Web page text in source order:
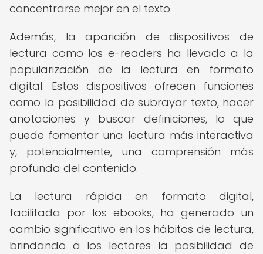
concentrarse mejor en el texto.
Además, la aparición de dispositivos de
lectura como los e-readers ha llevado a la
popularización de la lectura en formato
digital. Estos dispositivos ofrecen funciones
como la posibilidad de subrayar texto, hacer
anotaciones y buscar definiciones, lo que
puede fomentar una lectura más interactiva
y, potencialmente, una comprensión más
profunda del contenido.
La lectura rápida en formato digital,
facilitada por los ebooks, ha generado un
cambio significativo en los hábitos de lectura,
brindando a los lectores la posibilidad de